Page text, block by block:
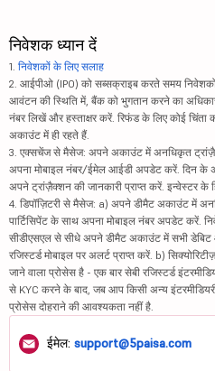
निवेशक ध्यान दें
1. निवेशकों के लिए सलाह
2. आईपीओ (IPO) को सब्सक्राइब करते समय निवेशकों
आवंटन की स्थिति में, बैंक को भुगतान करने का
नंबर लिखें और हस्ताक्षर करें. रिफंड के लिए कोई
अकाउंट में ही रहते हैं.
3. एक्सचेंज से मैसेज: अपने अकाउंट में अनधिकृत
अपना मोबाइल नंबर/ईमेल आईडी अपडेट करें. दिन
अपने ट्रांज़ैक्शन की जानकारी प्राप्त करें. इन्वेस्टर के
4. डिपॉज़िटरी से मैसेज: a) अपने डीमैट अकाउंट में
पार्टिसिपेंट के साथ अपना मोबाइल नंबर अपडेट करें.
सीडीएसएल से सीधे अपने डीमैट अकाउंट में सभी
रजिस्टर्ड मोबाइल पर अलर्ट प्राप्त करें. b)
जाने वाला प्रोसेस है - एक बार सेबी रजिस्टर्ड
से KYC करने के बाद, जब आप किसी अन्य
प्रोसेस दोहराने की आवश्यकता नहीं है.
ईमेल: support@5paisa.com